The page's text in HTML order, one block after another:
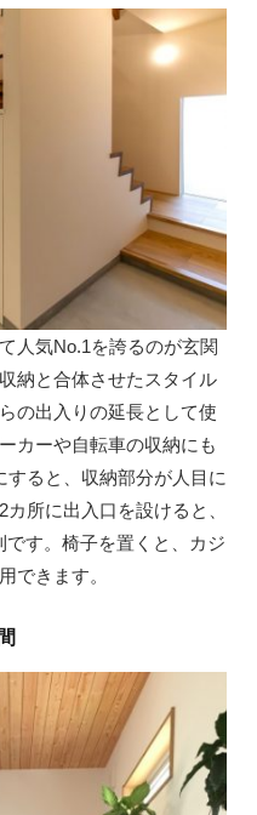
人気No.1を誇るのが玄関
納と合体させたスタイル
の出入りの延長として使
カーや自転車の収納にも
ると、収納部分が人目に
所に出入口を設けると、
す。椅子を置くと、カジ
できます。